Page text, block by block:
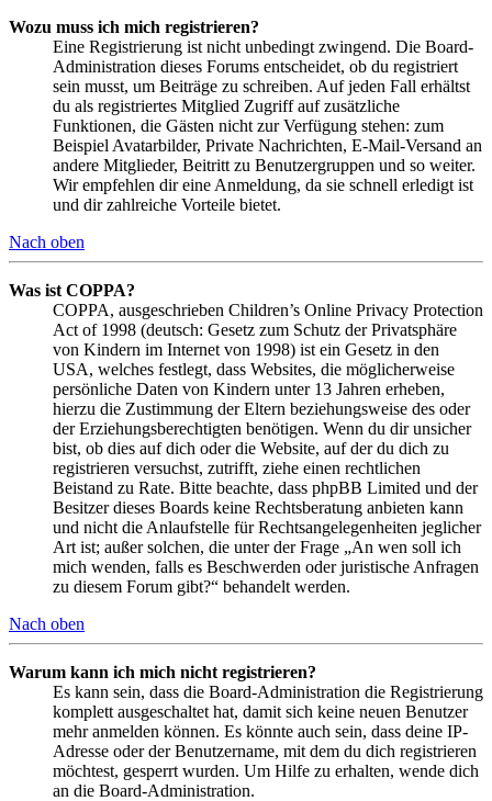
Wozu muss ich mich registrieren?
Eine Registrierung ist nicht unbedingt zwingend. Die Board-
Administration dieses Forums entscheidet, ob du registriert
sein musst, um Beiträge zu schreiben. Auf jeden Fall erhältst
du als registriertes Mitglied Zugriff auf zusätzliche
Funktionen, die Gästen nicht zur Verfügung stehen: zum
Beispiel Avatarbilder, Private Nachrichten, E-Mail-Versand an
andere Mitglieder, Beitritt zu Benutzergruppen und so weiter.
Wir empfehlen dir eine Anmeldung, da sie schnell erledigt ist
und dir zahlreiche Vorteile bietet.
Nach oben
Was ist COPPA?
COPPA, ausgeschrieben Children’s Online Privacy Protection
Act of 1998 (deutsch: Gesetz zum Schutz der Privatsphäre
von Kindern im Internet von 1998) ist ein Gesetz in den
USA, welches festlegt, dass Websites, die möglicherweise
persönliche Daten von Kindern unter 13 Jahren erheben,
hierzu die Zustimmung der Eltern beziehungsweise des oder
der Erziehungsberechtigten benötigen. Wenn du dir unsicher
bist, ob dies auf dich oder die Website, auf der du dich zu
registrieren versuchst, zutrifft, ziehe einen rechtlichen
Beistand zu Rate. Bitte beachte, dass phpBB Limited und der
Besitzer dieses Boards keine Rechtsberatung anbieten kann
und nicht die Anlaufstelle für Rechtsangelegenheiten jeglicher
Art ist; außer solchen, die unter der Frage „An wen soll ich
mich wenden, falls es Beschwerden oder juristische Anfragen
zu diesem Forum gibt?“ behandelt werden.
Nach oben
Warum kann ich mich nicht registrieren?
Es kann sein, dass die Board-Administration die Registrierung
komplett ausgeschaltet hat, damit sich keine neuen Benutzer
mehr anmelden können. Es könnte auch sein, dass deine IP-
Adresse oder der Benutzername, mit dem du dich registrieren
möchtest, gesperrt wurden. Um Hilfe zu erhalten, wende dich
an die Board-Administration.